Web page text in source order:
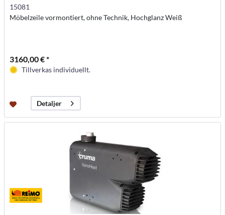
15081
Möbelzeile vormontiert, ohne Technik, Hochglanz Weiß
3160,00 € *
Tillverkas individuellt.
Detaljer